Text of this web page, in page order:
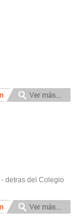
detras del Colegio